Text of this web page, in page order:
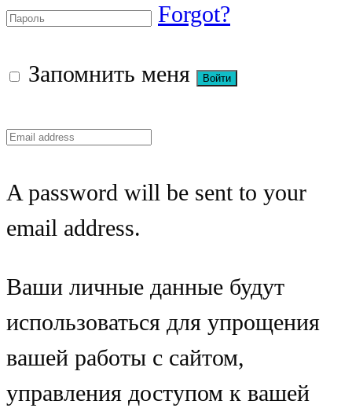
Forgot?
Запомнить меня
A password will be sent to your
email address.
Ваши личные данные будут
использоваться для упрощения
вашей работы с сайтом,
управления доступом к вашей